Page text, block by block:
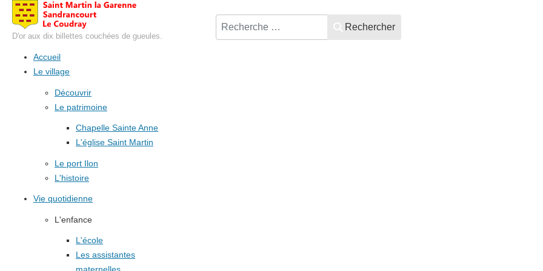
D'or aux dix billettes couchées de gueules.
Rechercher
Accueil
Le village
Découvrir
Le patrimoine
Chapelle Sainte Anne
L'église Saint Martin
Le port Ilon
L'histoire
Vie quotidienne
L'enfance
L'école
Les assistantes